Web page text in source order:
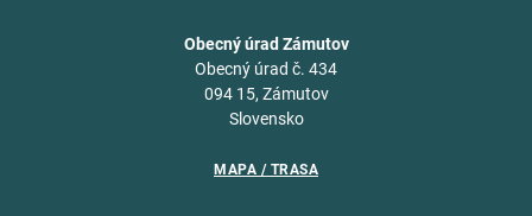
Obecný úrad Zámutov
Obecný úrad č. 434
094 15, Zámutov
Slovensko
MAPA / TRASA